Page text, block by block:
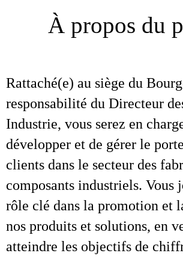
À propos du
Rattaché(e) au siège du
responsabilité du Directeur
Industrie, vous serez en
développer et de gérer le
clients dans le secteur des
composants industriels. Vous
rôle clé dans la promotion et
nos produits et solutions, en
atteindre les objectifs de